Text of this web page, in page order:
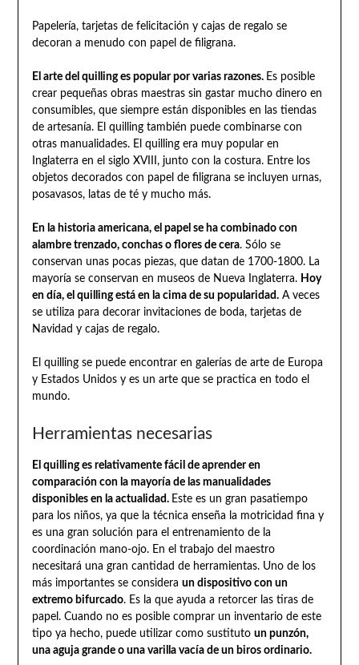
Papelería, tarjetas de felicitación y cajas de regalo se
decoran a menudo con papel de filigrana.
El arte del quilling es popular por varias razones. Es posible
crear pequeñas obras maestras sin gastar mucho dinero en
consumibles, que siempre están disponibles en las tiendas
de artesanía. El quilling también puede combinarse con
otras manualidades. El quilling era muy popular en
Inglaterra en el siglo XVIII, junto con la costura. Entre los
objetos decorados con papel de filigrana se incluyen urnas,
posavasos, latas de té y mucho más.
En la historia americana, el papel se ha combinado con
alambre trenzado, conchas o flores de cera. Sólo se
conservan unas pocas piezas, que datan de 1700-1800. La
mayoría se conservan en museos de Nueva Inglaterra. Hoy
en día, el quilling está en la cima de su popularidad.A veces
se utiliza para decorar invitaciones de boda, tarjetas de
Navidad y cajas de regalo.
El quilling se puede encontrar en galerías de arte de Europa
y Estados Unidos y es un arte que se practica en todo el
mundo.
Herramientas necesarias
El quilling es relativamente fácil de aprender en
comparación con la mayoría de las manualidades
disponibles en la actualidad. Este es un gran pasatiempo
para los niños, ya que la técnica enseña la motricidad fina y
es una gran solución para el entrenamiento de la
coordinación mano-ojo. En el trabajo del maestro
necesitará una gran cantidad de herramientas. Uno de los
más importantes se considera un dispositivo con un
extremo bifurcado. Es la que ayuda a retorcer las tiras de
papel. Cuando no es posible comprar un inventario de este
tipo ya hecho, puede utilizar como sustituto un punzón,
una aguja grande o una varilla vacía de un biros ordinario.